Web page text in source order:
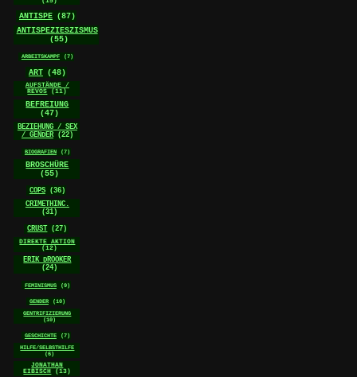
ANTISPE (87)
ANTISPEZIESZISMUS
(55)
ARBEITSKAMPF (7)
ART (48)
AUFSTÄNDE /
REVOS
(11)
BEFREIUNG
(47)
BEZIEHUNG / SEX
/ GENDER
(22)
BIOGRAFIEN (7)
BROSCHÜRE
(55)
COPS (36)
CRIMETHINC.
(31)
CRUST (27)
DIREKTE AKTION
(12)
ERIK DROOKER
(24)
FEMINISMUS (9)
GENDER
(10)
GENTRIFIZIERUNG
(10)
GESCHICHTE
(7)
HILFE/SELBSTHILFE
(6)
JONATHAN
EIBISCH
(13)